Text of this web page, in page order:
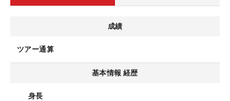
成績
ツアー通算
基本情報 経歴
身長